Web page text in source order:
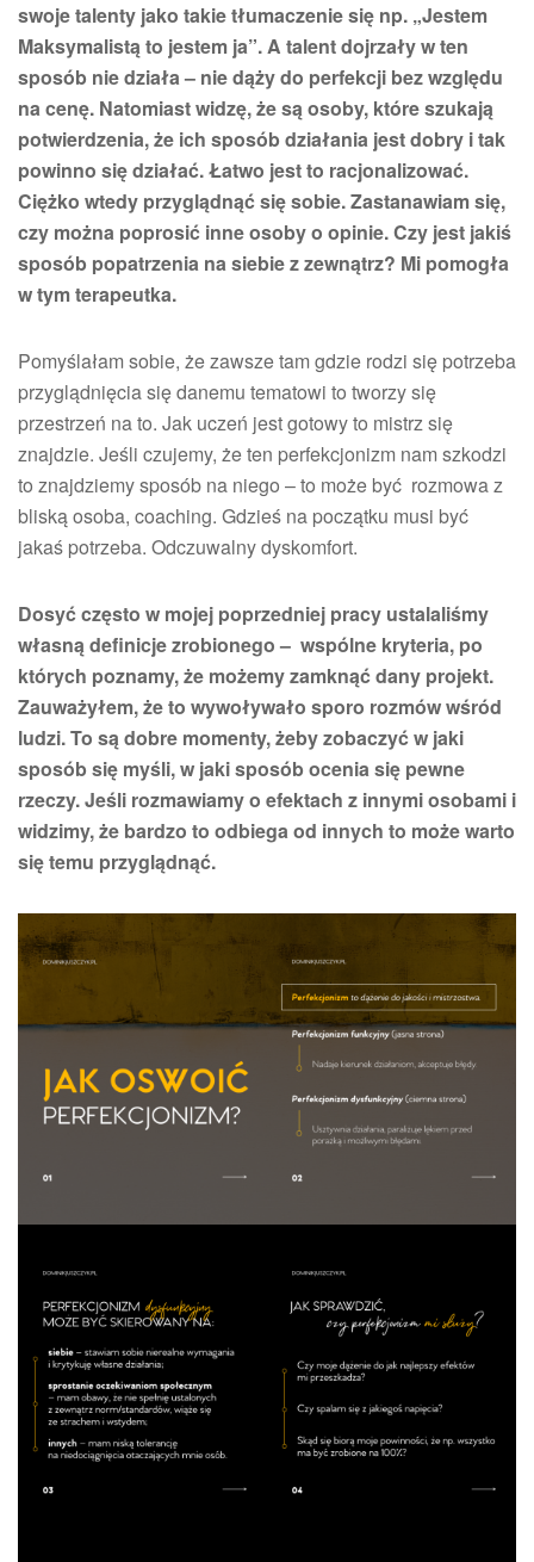
swoje talenty jako takie tłumaczenie się np. „Jestem
Maksymalistą to jestem ja”. A talent dojrzały w ten
sposób nie działa – nie dąży do perfekcji bez względu
na cenę. Natomiast widzę, że są osoby, które szukają
potwierdzenia, że ich sposób działania jest dobry i tak
powinno się działać. Łatwo jest to racjonalizować.
Ciężko wtedy przyglądnąć się sobie. Zastanawiam się,
czy można poprosić inne osoby o opinie. Czy jest jakiś
sposób popatrzenia na siebie z zewnątrz? Mi pomogła
w tym terapeutka.
Pomyślałam sobie, że zawsze tam gdzie rodzi się potrzeba
przyglądnięcia się danemu tematowi to tworzy się
przestrzeń na to. Jak uczeń jest gotowy to mistrz się
znajdzie. Jeśli czujemy, że ten perfekcjonizm nam szkodzi
to znajdziemy sposób na niego – to może być rozmowa z
bliską osoba, coaching. Gdzieś na początku musi być
jakaś potrzeba. Odczuwalny dyskomfort.
Dosyć często w mojej poprzedniej pracy ustalaliśmy
własną definicje zrobionego – wspólne kryteria, po
których poznamy, że możemy zamknąć dany projekt.
Zauważyłem, że to wywoływało sporo rozmów wśród
ludzi. To są dobre momenty, żeby zobaczyć w jaki
sposób się myśli, w jaki sposób ocenia się pewne
rzeczy. Jeśli rozmawiamy o efektach z innymi osobami i
widzimy, że bardzo to odbiega od innych to może warto
się temu przyglądnąć.